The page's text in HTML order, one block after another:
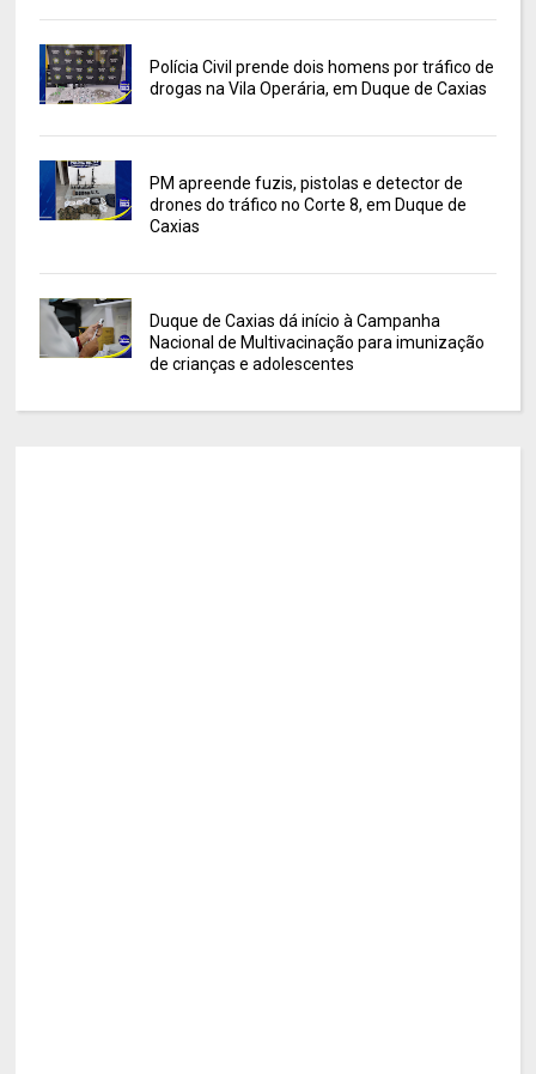
Polícia Civil prende dois homens por tráfico de
drogas na Vila Operária, em Duque de Caxias
PM apreende fuzis, pistolas e detector de
drones do tráfico no Corte 8, em Duque de
Caxias
Duque de Caxias dá início à Campanha
Nacional de Multivacinação para imunização
de crianças e adolescentes